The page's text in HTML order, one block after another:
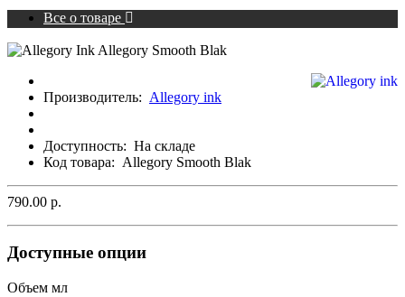
Все о товаре
Производитель: Allegory ink
Доступность: На складе
Код товара: Allegory Smooth Blak
790.00 р.
Доступные опции
Объем мл